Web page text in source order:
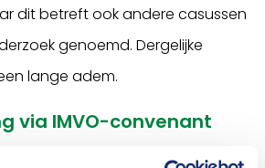
dit betreft ook andere casussen
genoemd. Dergelijke
lange adem.
via IMVO-convenant
sector op via het
IMVO-